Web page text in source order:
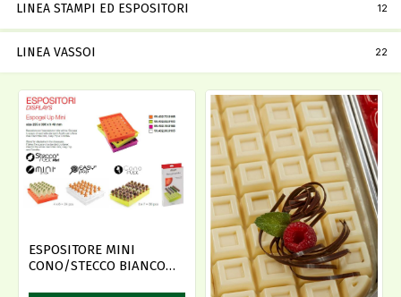
LINEA STAMPI ED ESPOSITORI 12
LINEA VASSOI 22
ESPOSITORE MINI
CONO/STECCO BIANCO